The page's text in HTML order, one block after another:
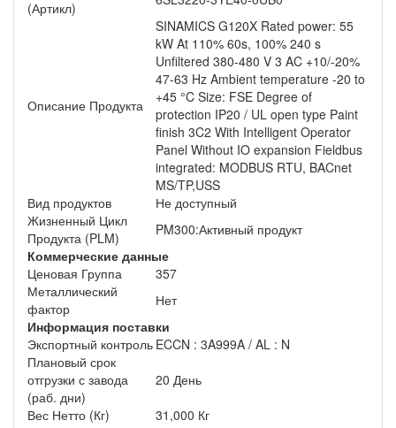
(Артикл)
Описание Продукта
SINAMICS G120X Rated power: 55
kW At 110% 60s, 100% 240 s
Unfiltered 380-480 V 3 AC +10/-20%
47-63 Hz Ambient temperature -20 to
+45 °C Size: FSE Degree of
protection IP20 / UL open type Paint
finish 3C2 With Intelligent Operator
Panel Without IO expansion Fieldbus
integrated: MODBUS RTU, BACnet
MS/TP,USS
Вид продуктов
Не доступный
Жизненный Цикл
Продукта (PLM)
PM300:Активный продукт
Коммерческие данные
Ценовая Группа
357
Металлический
фактор
Нет
Информация поставки
Экспортный контроль ECCN : 3A999A / AL : N
Плановый срок
отгрузки с завода
(раб. дни)
20 День
Вес Нетто (Кг)
31,000 Кг